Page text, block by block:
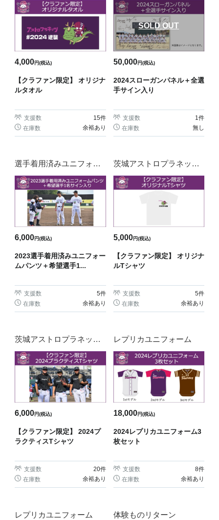
4,000円(税込)
【クラファン限定】 オリジナ
ルタオル
支援数 15件
在庫数
余裕あり
SOLD OUT
50,000円(税込)
2024スローガンパネル＋全選
手サイン入り
支援数 1件
在庫数
無し
選手着用済みユニフォー
ムパンツ
6,000円(税込)
2023選手着用済みユニフォー
ムパンツ＋希望選手1...
支援数 5件
在庫数
余裕あり
茨城アストロプラネッツT
シャツ
5,000円(税込)
【クラファン限定】 オリジナ
ルTシャツ
支援数 5件
在庫数
余裕あり
茨城アストロプラネッツT
シャツ
6,000円(税込)
【クラファン限定】 2024プ
ラクティスTシャツ
支援数 20件
在庫数
余裕あり
レプリカユニフォーム
18,000円(税込)
2024レプリカユニフォーム3
枚セット
支援数 8件
在庫数
余裕あり
レプリカユニフォーム 体験ものリターン